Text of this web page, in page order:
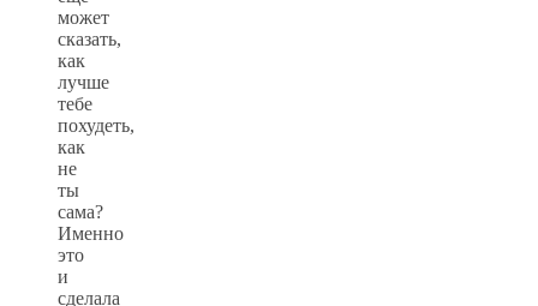
может
сказать,
как
лучше
тебе
похудеть,
как
не
ты
сама?
Именно
это
и
сделала